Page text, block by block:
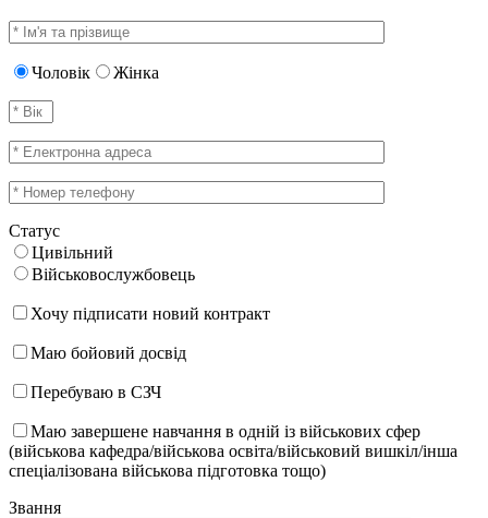
Чоловік Жінка
Статус
Цивільний
Військовослужбовець
Хочу підписати новий контракт
Маю бойовий досвід
Перебуваю в СЗЧ
Маю завершене навчання в одній із військових сфер
(військова кафедра/військова освіта/військовий вишкіл/інша
спеціалізована військова підготовка тощо)
Звання